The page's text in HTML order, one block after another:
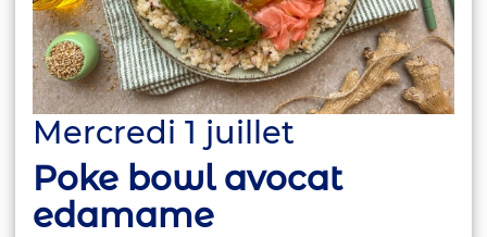
Mercredi 1 juillet
Poke bowl avocat
edamame